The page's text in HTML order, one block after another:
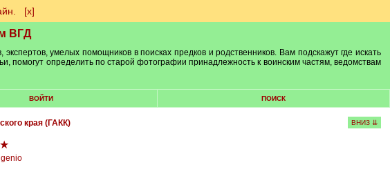
[х]
ВГД
умелых помощников в поисках предков и родственников. Вам подскажут где искать
помогут определить по старой фотографии принадлежность к воинским частям, ведомствам
ВОЙТИ ПОИСК
края (ГАКК) ВНИЗ ⇊
★